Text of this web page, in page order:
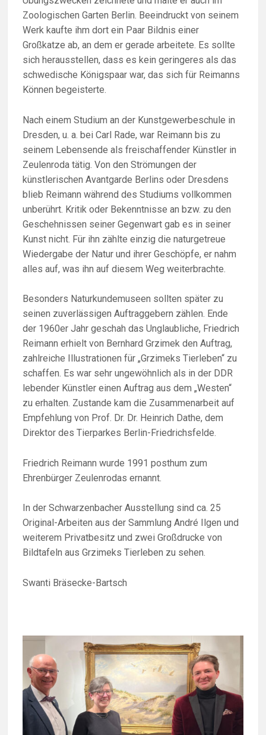
Zoologischen Garten Berlin. Beeindruckt von seinem
Werk kaufte ihm dort ein Paar Bildnis einer
Großkatze ab, an dem er gerade arbeitete. Es sollte
sich herausstellen, dass es kein geringeres als das
schwedische Königspaar war, das sich für Reimanns
Können begeisterte.
Nach einem Studium an der Kunstgewerbeschule in
Dresden, u. a. bei Carl Rade, war Reimann bis zu
seinem Lebensende als freischaffender Künstler in
Zeulenroda tätig. Von den Strömungen der
künstlerischen Avantgarde Berlins oder Dresdens
blieb Reimann während des Studiums vollkommen
unberührt. Kritik oder Bekenntnisse an bzw. zu den
Geschehnissen seiner Gegenwart gab es in seiner
Kunst nicht. Für ihn zählte einzig die naturgetreue
Wiedergabe der Natur und ihrer Geschöpfe, er nahm
alles auf, was ihn auf diesem Weg weiterbrachte.
Besonders Naturkundemuseen sollten später zu
seinen zuverlässigen Auftraggebern zählen. Ende
der 1960er Jahr geschah das Unglaubliche, Friedrich
Reimann erhielt von Bernhard Grzimek den Auftrag,
zahlreiche Illustrationen für „Grzimeks Tierleben“ zu
schaffen. Es war sehr ungewöhnlich als in der DDR
lebender Künstler einen Auftrag aus dem „Westen“
zu erhalten. Zustande kam die Zusammenarbeit auf
Empfehlung von Prof. Dr. Dr. Heinrich Dathe, dem
Direktor des Tierparkes Berlin-Friedrichsfelde.
Friedrich Reimann wurde 1991 posthum zum
Ehrenbürger Zeulenrodas ernannt.
In der Schwarzenbacher Ausstellung sind ca. 25
Original-Arbeiten aus der Sammlung André Ilgen und
weiterem Privatbesitz und zwei Großdrucke von
Bildtafeln aus Grzimeks Tierleben zu sehen.
Swanti Bräsecke-Bartsch